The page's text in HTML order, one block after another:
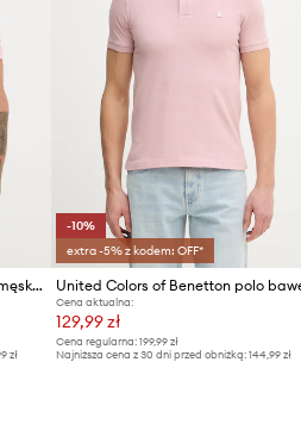
United Colors of Benetton polo męskie bawełniane
zł
-10%
extra -5% z kodem: OFF*
Cena aktualna:
129,99 zł
Cena regularna: 199,99 zł
Najniższa cena z 30 dni przed obniżką: 144,99 zł